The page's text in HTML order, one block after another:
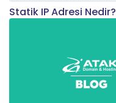
Statik IP Adresi Nedir?